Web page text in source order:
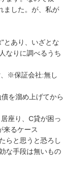
ました。が、私が
とあり、いざとな
なりに調べるうち
※保証会社:無し
を溜め上げてから
座り、C貸が困っ
来るケース
な手段は無いもの